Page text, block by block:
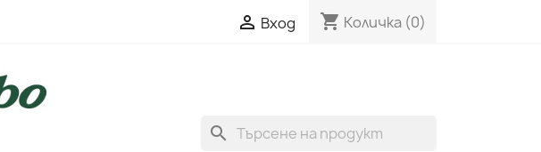
 Вход shopping_cart Количка (0)
search